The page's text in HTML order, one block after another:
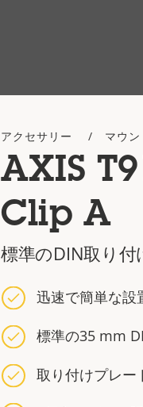
アクセサリー マウン
AXIS
Clip A
標準のDIN取り
迅速で簡単な設
標準の35 mm
取り付けプレー